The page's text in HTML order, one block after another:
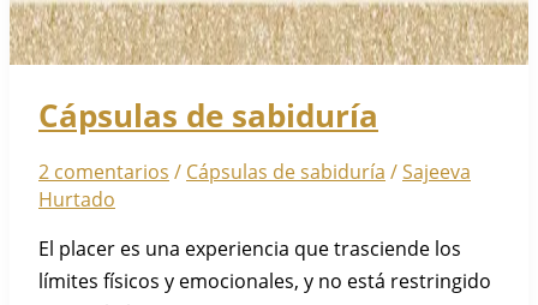
Cápsulas de sabiduría
2 comentarios / Cápsulas de sabiduría /Sajeeva
Hurtado
El placer es una experiencia que trasciende los
límites físicos y emocionales, y no está restringido